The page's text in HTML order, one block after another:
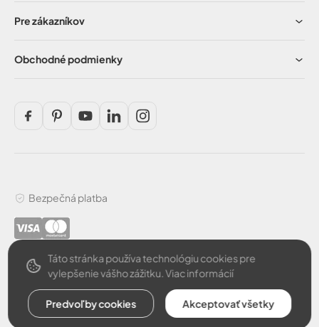
Pre zákazníkov
Obchodné podmienky
slovensky
Vytvoril
Odstúpiť od zmluvy
Bezpečná platba
Táto stránka používa technológiu cookies pre
vylepšenie vášho zážitku.Viac informácií
Predvoľby cookies Akceptovať všetky